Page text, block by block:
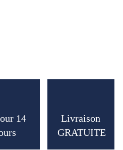
14
Livraison
GRATUITE